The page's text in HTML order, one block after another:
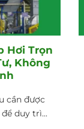
Hơi Trọn
Không
cần được
duy trì...